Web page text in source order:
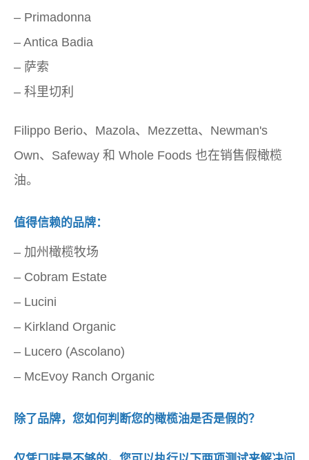
– Primadonna
– Antica Badia
– 萨索
– 科里切利
Filippo Berio、Mazola、Mezzetta、Newman's
Own、Safeway 和 Whole Foods 也在销售假橄榄
油。
值得信赖的品牌：
– 加州橄榄牧场
– Cobram Estate
– Lucini
– Kirkland Organic
– Lucero (Ascolano)
– McEvoy Ranch Organic
除了品牌，您如何判断您的橄榄油是否是假的？